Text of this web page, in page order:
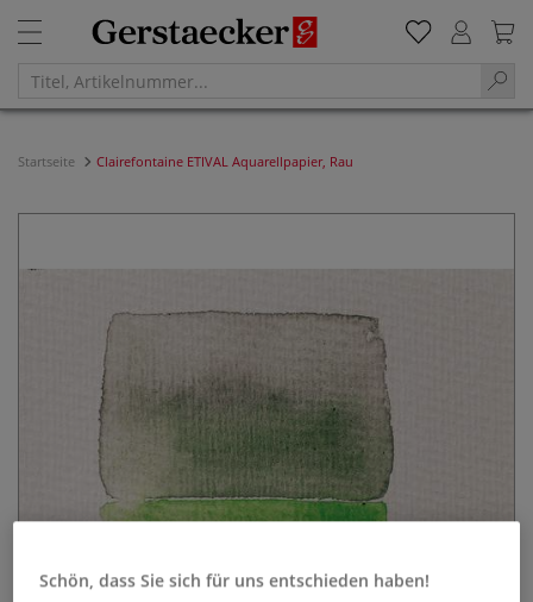
Startseite Clairefontaine ETIVAL Aquarellpapier, Rau
Schön, dass Sie sich für uns entschieden haben!